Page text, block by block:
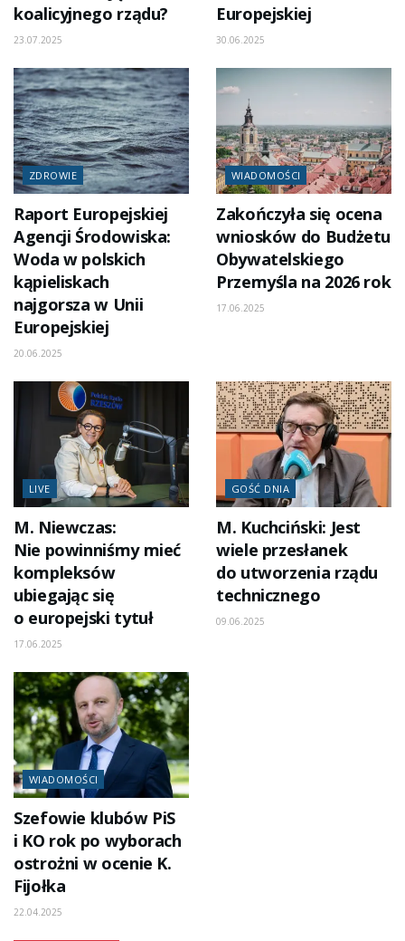
koalicyjnego rządu?
23.07.2025
Europejskiej
30.06.2025
ZDROWIE
Raport Europejskiej
Agencji Środowiska:
Woda w polskich
kąpieliskach
najgorsza w Unii
Europejskiej
20.06.2025
WIADOMOŚCI
Zakończyła się ocena
wniosków do Budżetu
Obywatelskiego
Przemyśla na 2026 rok
17.06.2025
LIVE
M. Niewczas:
Nie powinniśmy mieć
kompleksów
ubiegając się
o europejski tytuł
17.06.2025
GOŚĆ DNIA
M. Kuchciński: Jest
wiele przesłanek
do utworzenia rządu
technicznego
09.06.2025
WIADOMOŚCI
Szefowie klubów PiS
i KO rok po wyborach
ostrożni w ocenie K.
Fijołka
22.04.2025